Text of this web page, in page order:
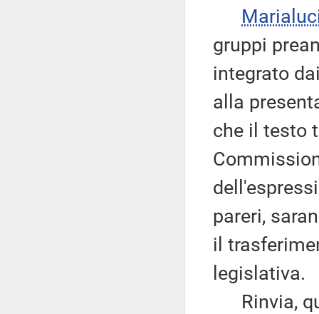
gruppi
integrato
alla
che il testo
pareri,
il
legislativa.
Rinvia,